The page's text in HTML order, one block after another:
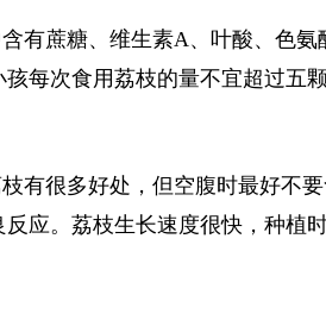
有蔗糖、维生素A、叶酸、色
孩每次食用荔枝的量不宜超过五
有很多好处，但空腹时最好不
应。荔枝生长速度很快，种植